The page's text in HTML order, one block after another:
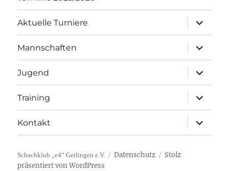
Aktuelle Turniere
öffnen
Mannschaften
öffnen
Jugend
öffnen
Training
öffnen
Kontakt
öffnen
Schachklub „e4“ Gerlingen e.V. Datenschutz
Stolz
präsentiert von WordPress